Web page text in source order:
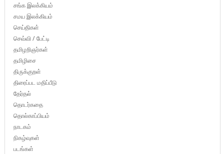
சங்க இலக்கியம்
சமய இலக்கியம்
செய்திகள்
செவ்வி / பேட்டி
தமிழறிஞர்கள்
தமிழிசை
திருக்குறள்
திரைப்பட மதிப்பீடு
தேர்தல்
தொடர்கதை
தொல்காப்பியம்
நாடகம்
நிகழ்வுகள்
படங்கள்